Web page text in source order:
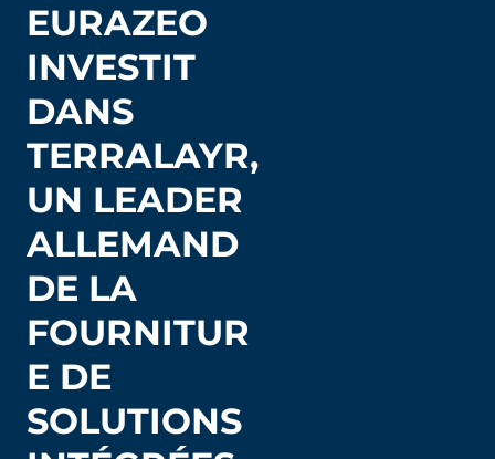
EURAZEO
INVESTIT
DANS
TERRALAYR,
UN LEADER
ALLEMAND
DE LA
FOURNITUR
E DE
SOLUTIONS